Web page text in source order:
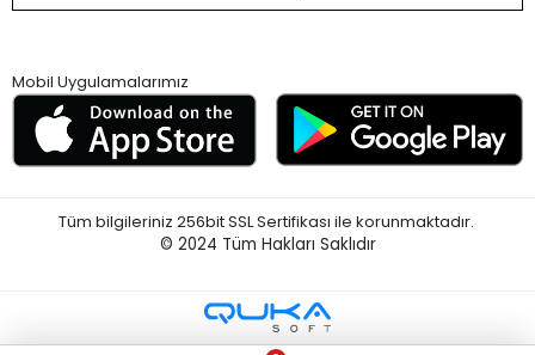
Mobil Uygulamalarımız
Tüm bilgileriniz 256bit SSL Sertifikası ile korunmaktadır.
© 2024 Tüm Hakları Saklıdır